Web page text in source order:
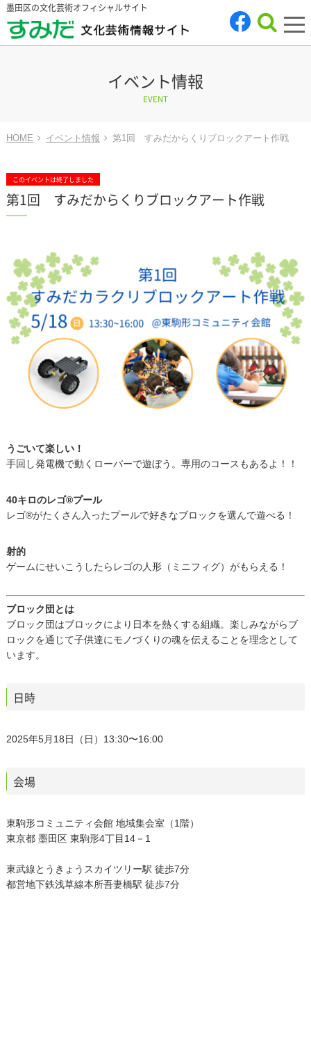
墨田区の文化芸術オフィシャルサイト
イベント情報
EVENT
HOME イベント情報 第1回 すみだからくりブロックアート作戦
このイベントは終了しました
第1回 すみだからくりブロックアート作戦
うごいて楽しい！
手回し発電機で動くローバーで遊ぼう。専用のコースもあるよ！！
40キロのレゴ®️プール
レゴ®がたくさん入ったプールで好きなブロックを選んで遊べる！
射的
ゲームにせいこうしたらレゴの人形（ミニフィグ）がもらえる！
ブロック団とは
ブロック団はブロックにより日本を熱くする組織。楽しみながらブ
ロックを通じて子供達にモノづくりの魂を伝えることを理念として
います。
日時
2025年5月18日（日）13:30〜16:00
会場
東駒形コミュニティ会館 地域集会室（1階）
東京都 墨田区 東駒形4丁目14－1
東武線とうきょうスカイツリー駅 徒歩7分
都営地下鉄浅草線本所吾妻橋駅 徒歩7分